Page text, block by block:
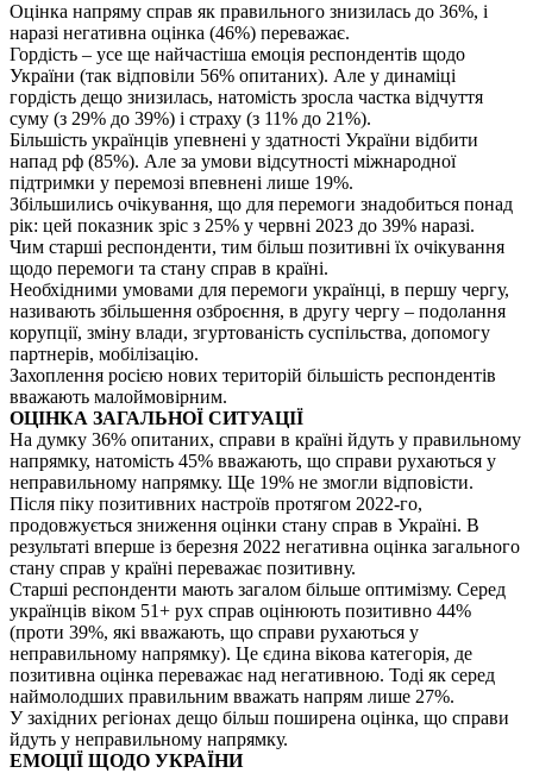
Оцінка напряму справ як правильного знизилась до 36%, і
наразі негативна оцінка (46%) переважає.
Гордість – усе ще найчастіша емоція респондентів щодо
України (так відповіли 56% опитаних). Але у динаміці
гордість дещо знизилась, натомість зросла частка відчуття
суму (з 29% до 39%) і страху (з 11% до 21%).
Більшість українців упевнені у здатності України відбити
напад рф (85%). Але за умови відсутності міжнародної
підтримки у перемозі впевнені лише 19%.
Збільшились очікування, що для перемоги знадобиться понад
рік: цей показник зріс з 25% у червні 2023 до 39% наразі.
Чим старші респонденти, тим більш позитивні їх очікування
щодо перемоги та стану справ в країні.
Необхідними умовами для перемоги українці, в першу чергу,
називають збільшення озброєння, в другу чергу – подолання
корупції, зміну влади, згуртованість суспільства, допомогу
партнерів, мобілізацію.
Захоплення росією нових територій більшість респондентів
вважають малоймовірним.
ОЦІНКА ЗАГАЛЬНОЇ СИТУАЦІЇ
На думку 36% опитаних, справи в країні йдуть у правильному
напрямку, натомість 45% вважають, що справи рухаються у
неправильному напрямку. Ще 19% не змогли відповісти.
Після піку позитивних настроїв протягом 2022-го,
продовжується зниження оцінки стану справ в Україні. В
результаті вперше із березня 2022 негативна оцінка загального
стану справ у країні переважає позитивну.
Старші респонденти мають загалом більше оптимізму. Серед
українців віком 51+ рух справ оцінюють позитивно 44%
(проти 39%, які вважають, що справи рухаються у
неправильному напрямку). Це єдина вікова категорія, де
позитивна оцінка переважає над негативною. Тоді як серед
наймолодших правильним вважать напрям лише 27%.
У західних регіонах дещо більш поширена оцінка, що справи
йдуть у неправильному напрямку.
ЕМОЦІЇ ЩОДО УКРАЇНИ